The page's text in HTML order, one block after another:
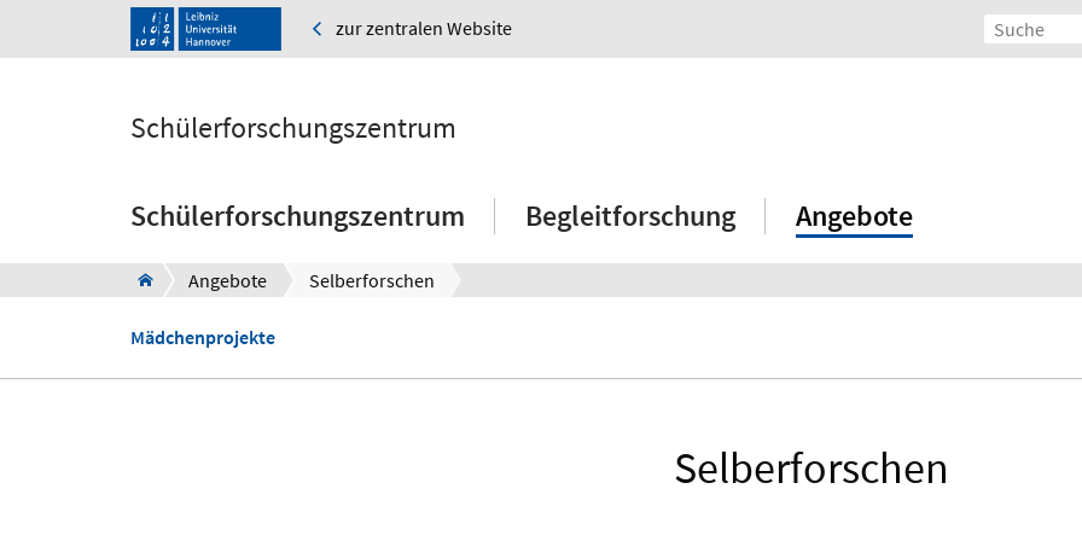
zur zentralen Website
Schülerforschungszentrum
Schülerforschungszentrum Begleitforschung Angebote
Angebote Selberforschen
Mädchenprojekte
Selberforschen